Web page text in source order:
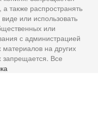
также распространять
или использовать
или
с администрацией
на других
запрещается. Все